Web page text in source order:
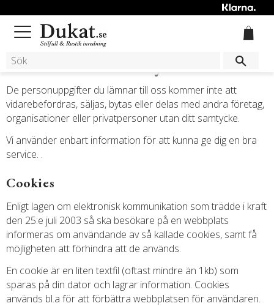
Meny
De personuppgifter du lämnar till oss kommer inte att
vidarebefordras, säljas, bytas eller delas med andra företag,
organisationer eller privatpersoner utan ditt samtycke.
Vi använder enbart information för att kunna ge dig en bra
service. .
Cookies
Enligt lagen om elektronisk kommunikation som trädde i kraft
den 25:e juli 2003 så ska besökare på en webbplats
informeras om användande av så kallade cookies, samt få
möjligheten att förhindra att de används.
En cookie är en liten textfil (oftast mindre än 1kb) som
sparas på din dator och lagrar information. Cookies
används bl.a för att förbättra webbplatsen för användaren.